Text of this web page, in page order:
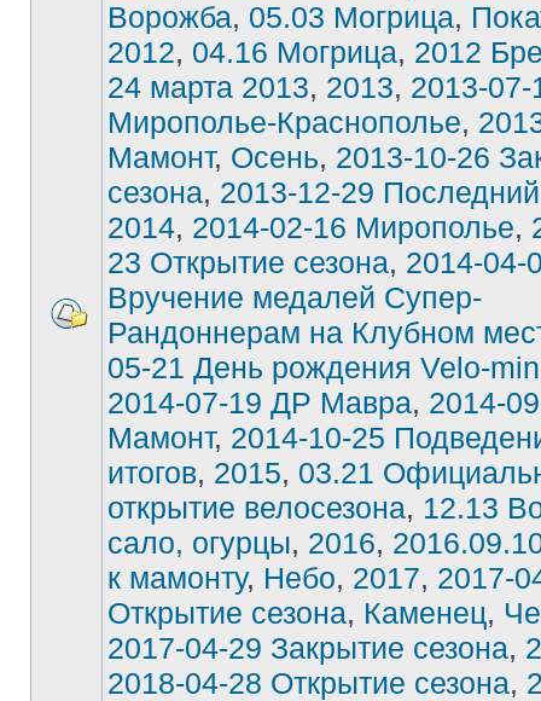
Ворожба, 05.03 Могрица,
2012, 04.16 Могрица, 2012
24 марта 2013, 2013, 2013-07-
Мирополье-Краснополье,
Мамонт, Осень, 2013-10-26
сезона, 2013-12-29
2014, 2014-02-16 Мирополье,
23 Открытие сезона, 2014-04-
Вручение медалей Супер-
Рандоннерам на Клубном
05-21 День рождения Velo-
2014-07-19 ДР Мавра, 2014-
Мамонт, 2014-10-25
итогов, 2015, 03.21
открытие велосезона, 12.13
сало, огурцы, 2016,
к мамонту, Небо, 2017, 2017-
Открытие сезона, Каменец,
2017-04-29 Закрытие сезона,
2018-04-28 Открытие сезона,